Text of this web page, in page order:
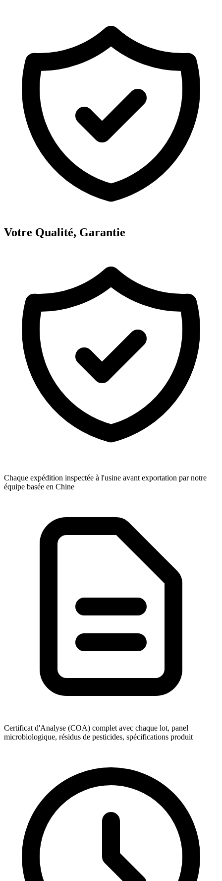
Votre Qualité, Garantie
Chaque expédition inspectée à l'usine avant exportation par notre
équipe basée en Chine
Certificat d'Analyse (COA) complet avec chaque lot, panel
microbiologique, résidus de pesticides, spécifications produit